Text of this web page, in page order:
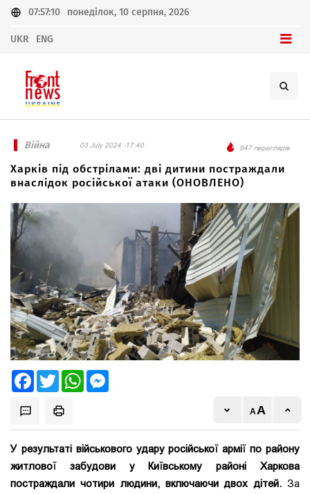
07:57:10 понеділок, 10 серпня, 2026
UKR ENG
Війна 03 July 2024 -17:40 947 переглядів
Харків під обстрілами: дві дитини постраждали
внаслідок російської атаки (ОНОВЛЕНО)
FacebookTwitter WhatsApp
У результаті військового удару російської армії по району
житлової забудови у Київському районі Харкова
постраждали чотири людини, включаючи двох дітей. За